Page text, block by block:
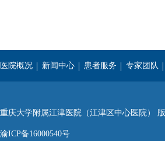
医院概况 新闻中心 患者服务 专家团队
重庆大学附属江津医院（江津区中心医院）
渝ICP备16000540号